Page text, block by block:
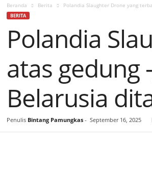
e
a
Beranda Berita Polandia Slaughter Drone yang
BERITA
Polandia
atas gedung
Belarusia
Penulis Bintang Pamungkas- September 16, 2025